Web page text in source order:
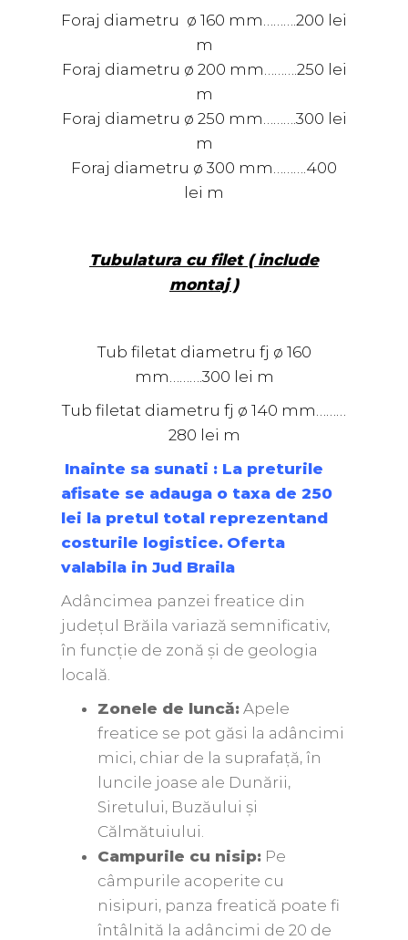
Foraj diametru ø 160 mm……….200 lei
m
Foraj diametru ø 200 mm……….250 lei
m
Foraj diametru ø 250 mm……….300 lei
m
Foraj diametru ø 300 mm……….400
lei m
Tubulatura cu filet ( include
montaj )
Tub filetat diametru fj ø 160
mm……….300 lei m
Tub filetat diametru fj ø 140 mm………
280 lei m
Inainte sa sunati : La preturile
afisate se adauga o taxa de 250
lei la pretul total reprezentand
costurile logistice. Oferta
valabila in Jud Braila
Adâncimea panzei freatice din
județul Brăila variază semnificativ,
în funcție de zonă și de geologia
locală.
Zonele de luncă:Apele
freatice se pot găsi la adâncimi
mici, chiar de la suprafață, în
luncile joase ale Dunării,
Siretului, Buzăului și
Călmătuiului.
Campurile cu nisip:Pe
câmpurile acoperite cu
nisipuri, panza freatică poate fi
întâlnită la adâncimi de 20 de